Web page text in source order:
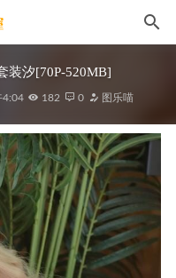
装汐[70P-520MB]
4:04 182 0 图乐喵
谭小灵[106+1P/900MB]